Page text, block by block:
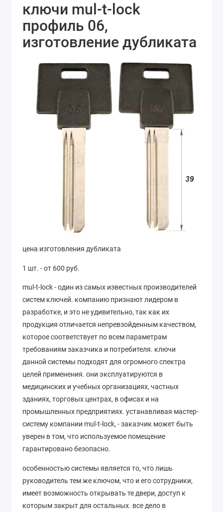
ключи mul-t-lock
профиль 06,
изготовление дубликата
цена изготовления дубликата
1 шт. - от 600 руб.
mul-t-lock - один из самых известных производителей
систем ключей. компанию признают лидером в
разработке, и это не удивительно, так как их
продукция отличается непревзойденным качеством,
которое соответствует по всем параметрам
требованиям заказчика и потребителя. ключи
данной системы подходят для огромного спектра
целей применения. они эксплуатируются в
медицинских и учебных организациях, частных
зданиях, торговых центрах, в офисах и на
промышленных предприятиях. устанавливая мастер-
систему компании mul-t-lock, - заказчик может быть
уверен в том, что используемое помещение
гарантировано безопасно.
особенностью системы является то, что лишь
руководитель тем же ключом, что и его сотрудники,
имеет возможность открывать те двери, доступ к
которым закрыт для остальных. все дело в